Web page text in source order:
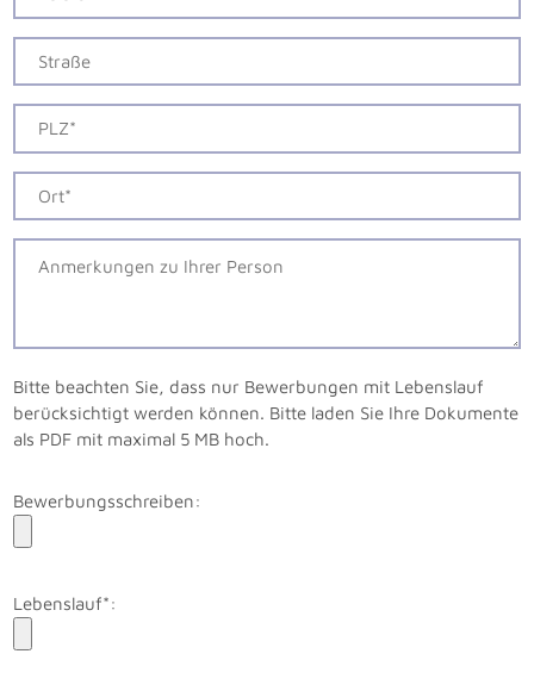
Bitte beachten Sie, dass nur Bewerbungen mit Lebenslauf
berücksichtigt werden können. Bitte laden Sie Ihre Dokumente
als PDF mit maximal 5 MB hoch.
Bewerbungsschreiben:
Lebenslauf*: